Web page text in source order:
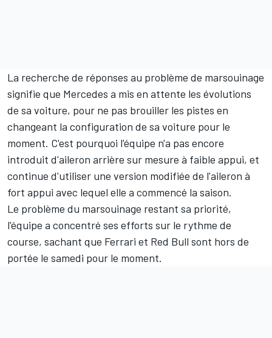
La recherche de réponses au problème de marsouinage
signifie que Mercedes a mis en attente les évolutions
de sa voiture, pour ne pas brouiller les pistes en
changeant la configuration de sa voiture pour le
moment. C'est pourquoi l'équipe n'a pas encore
introduit d'aileron arrière sur mesure à faible appui, et
continue d'utiliser une version modifiée de l'aileron à
fort appui avec lequel elle a commencé la saison.
Le problème du marsouinage restant sa priorité,
l'équipe a concentré ses efforts sur le rythme de
course, sachant que Ferrari et Red Bull sont hors de
portée le samedi pour le moment.